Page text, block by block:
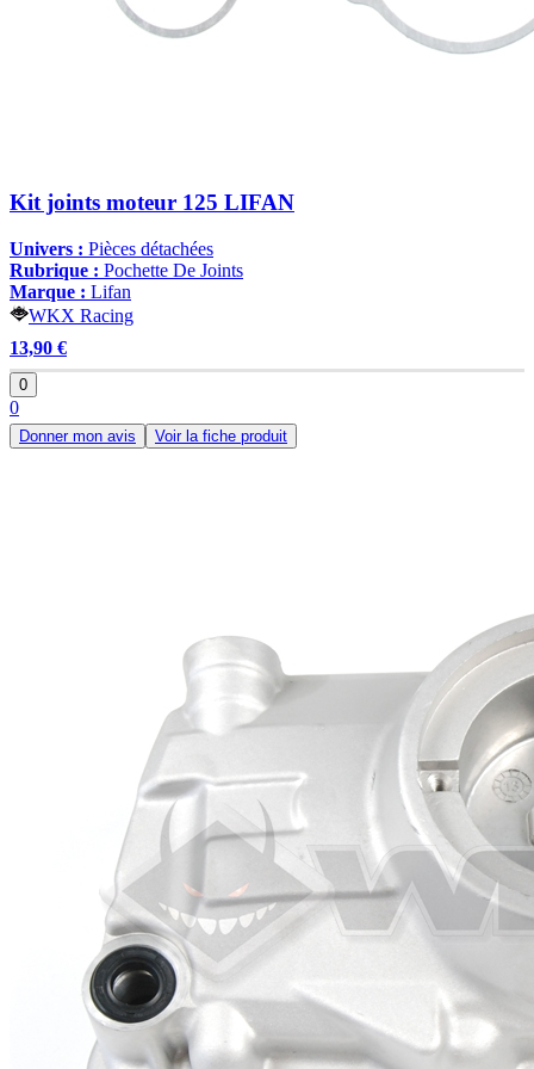
Kit joints moteur 125 LIFAN
Univers : Pièces détachées
Rubrique : Pochette De Joints
Marque : Lifan
WKX Racing
13,90 €
0
0
Donner mon avis Voir la fiche produit